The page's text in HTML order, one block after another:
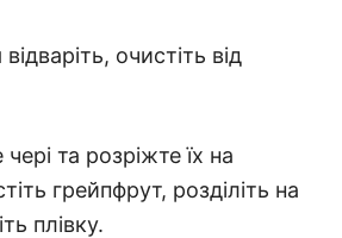
очистіть від
та розріжте їх на
грейпфрут, розділіть на
плівку.